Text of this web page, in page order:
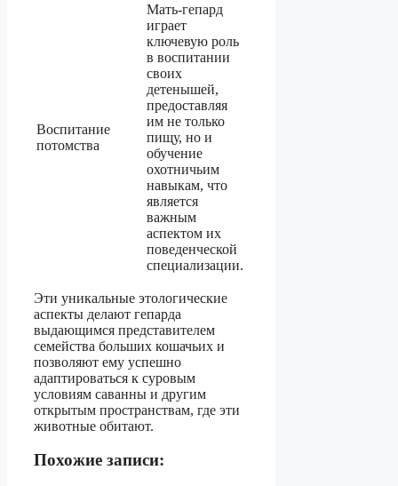
Воспитание
потомства
Мать-гепард
играет
ключевую роль
в воспитании
своих
детенышей,
предоставляя
им не только
пищу, но и
обучение
охотничьим
навыкам, что
является
важным
аспектом их
поведенческой
специализации.
Эти уникальные этологические
аспекты делают гепарда
выдающимся представителем
семейства больших кошачьих и
позволяют ему успешно
адаптироваться к суровым
условиям саванны и другим
открытым пространствам, где эти
животные обитают.
Похожие записи: